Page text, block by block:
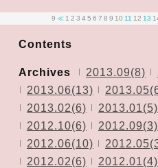
9 ≪ 1 2 3 4 5 6 7 8 9 10 11 12 13
Contents
Archives 2013.09(8)
2013.06(13)
2013.02(6)
2013.01(5)
2012.10(6)
2012.09(3)
2012.06(10)
2012.02(6)
2012.01(4)